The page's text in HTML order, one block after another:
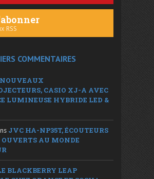
RSS
COMMENTAIRES
NOUVEAUX
CASIO XJ-A AVEC
LUMINEUSE HYBRIDE LED &
JVC HA-NP35T, ÉCOUTEURS
AU MONDE
BLACKBERRY LEAP